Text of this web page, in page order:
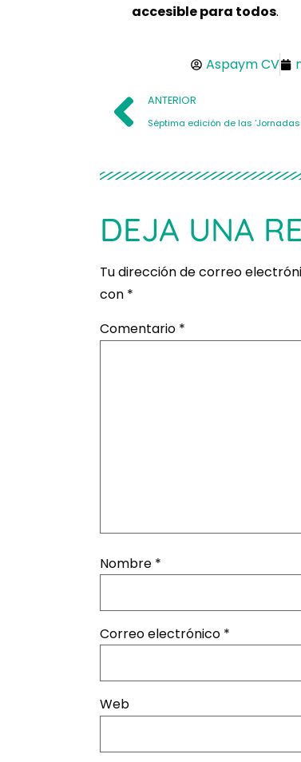
accesible para todos.
Aspaym CV
ANTERIOR
DEJA UNA
Tu dirección de correo
con *
Comentario *
Nombre *
Correo electrónico *
Web